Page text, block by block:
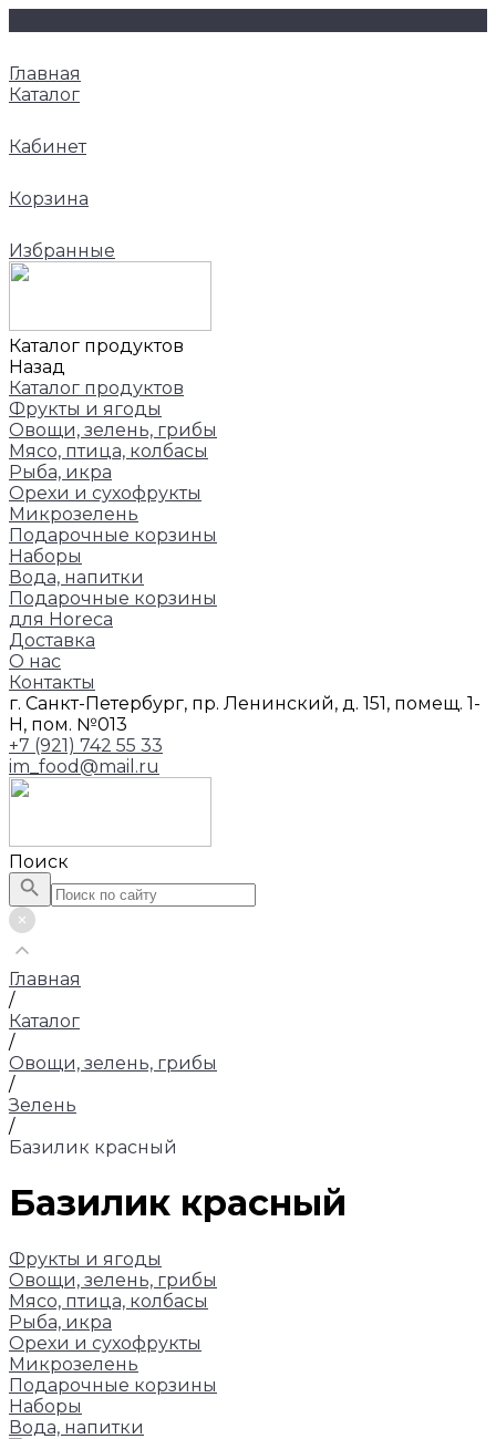
Главная
Каталог
Кабинет
Корзина
Избранные
Каталог продуктов
Назад
Каталог продуктов
Фрукты и ягоды
Овощи, зелень, грибы
Мясо, птица, колбасы
Рыба, икра
Орехи и сухофрукты
Микрозелень
Подарочные корзины
Наборы
Вода, напитки
Подарочные корзины
для Horeca
Доставка
О нас
Контакты
г. Санкт-Петербург, пр. Ленинский, д. 151, помещ. 1-
Н, пом. №013
+7 (921) 742 55 33
im_food@mail.ru
Поиск
Главная
/
Каталог
/
Овощи, зелень, грибы
/
Зелень
/
Базилик красный
Базилик красный
Фрукты и ягоды
Овощи, зелень, грибы
Мясо, птица, колбасы
Рыба, икра
Орехи и сухофрукты
Микрозелень
Подарочные корзины
Наборы
Вода, напитки